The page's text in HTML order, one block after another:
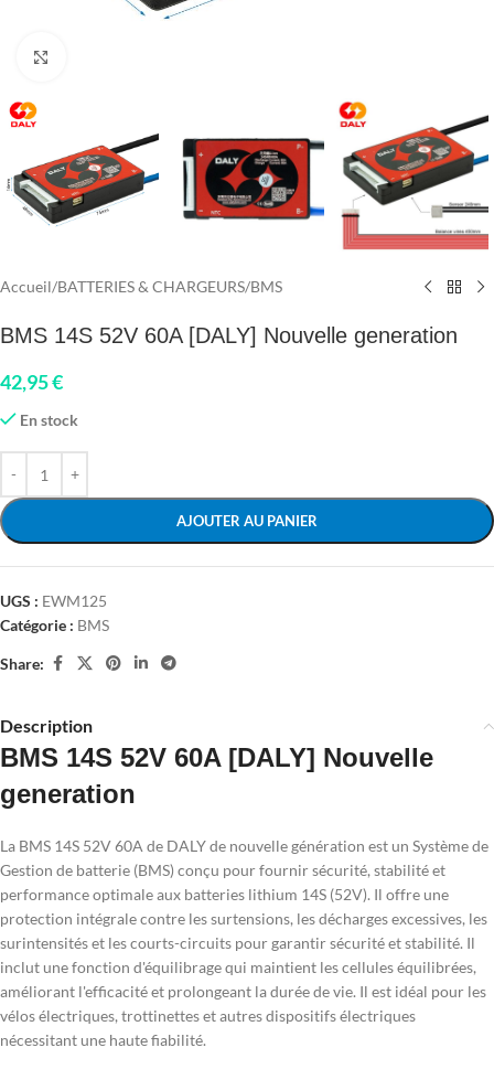
Accueil/BATTERIES & CHARGEURS/BMS
BMS 14S 52V 60A [DALY] Nouvelle generation
42,95€
En stock
AJOUTER AU PANIER
UGS : EWM125
Catégorie : BMS
Share:
Description
BMS 14S 52V 60A [DALY] Nouvelle
generation
La BMS 14S 52V 60A de DALY de nouvelle génération est un Système de
Gestion de batterie (BMS) conçu pour fournir sécurité, stabilité et
performance optimale aux batteries lithium 14S (52V). Il offre une
protection intégrale contre les surtensions, les décharges excessives, les
surintensités et les courts-circuits pour garantir sécurité et stabilité. Il
inclut une fonction d'équilibrage qui maintient les cellules équilibrées,
améliorant l'efficacité et prolongeant la durée de vie. Il est idéal pour les
vélos électriques, trottinettes et autres dispositifs électriques
nécessitant une haute fiabilité.